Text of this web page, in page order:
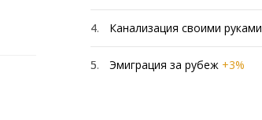
4.
4 Канализация своими руками
5.
5 Эмиграция за рубеж +3%